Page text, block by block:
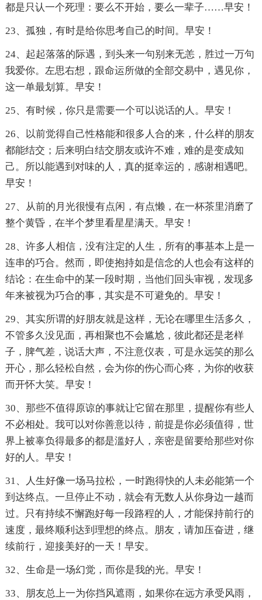
都是只认一个死理：要么不开始，要么一辈子……早安！
23、孤独，有时是给你思考自己的时间。早安！
24、起起落落的际遇，到头来一句别来无恙，胜过一万句
我爱你。左思右想，跟命运所做的全部交易中，遇见你，
这一单最划算。早安！
25、有时候，你只是需要一个可以说话的人。早安！
26、以前觉得自己性格能和很多人合的来，什么样的朋友
都能结交；后来明白结交朋友或许不难，难的是变成知
己。所以能遇到对味的人，真的挺幸运的，感谢相遇吧。
早安！
27、从前的月光很慢有点闲，有点懒，在一杯茶里消磨了
整个黄昏，在半个梦里看星星满天。早安！
28、许多人相信，没有注定的人生，所有的事基本上是一
连串的巧合。然而，即使抱持如是信念的人也会有这样的
结论：在生命中的某一段时期，当他们回头审视，发现多
年来被视为巧合的事，其实是不可避免的。早安！
29、其实所谓的好朋友就是这样，无论在哪里生活多久，
不管多久没见面，再相聚也不会尴尬，彼此都还是老样
子，脾气差，说话大声，不注意仪表，可是永远笑的那么
开心，那么轻松自然，会为你的伤心而心疼，为你的收获
而开怀大笑。早安！
30、那些不值得原谅的事就让它留在那里，提醒你有些人
不必相处。我可以对你善意以待，前提是你必须值得，世
界上被辜负得最多的都是滥好人，亲密是留要给那些对你
好的人。早安！
31、人生好像一场马拉松，一时跑得快的人未必能第一个
到达终点。一旦停止不动，就会有无数人从你身边一越而
过。只有持续不懈跑好每一段路程的人，才能保持前行的
速度，最终顺利达到理想的终点。朋友，请加压奋进，继
续前行，迎接美好的一天！早安。
32、生命是一场幻觉，而你是我的光。早安！
33、朋友总上一为你挡风遮雨，如果你在远方承受风雨，